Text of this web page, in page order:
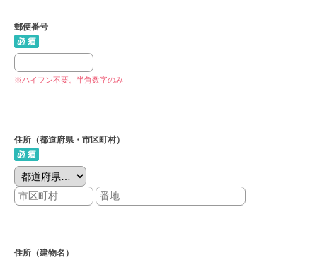
郵便番号
※ハイフン不要。半角数字のみ
住所（都道府県・市区町村）
住所（建物名）